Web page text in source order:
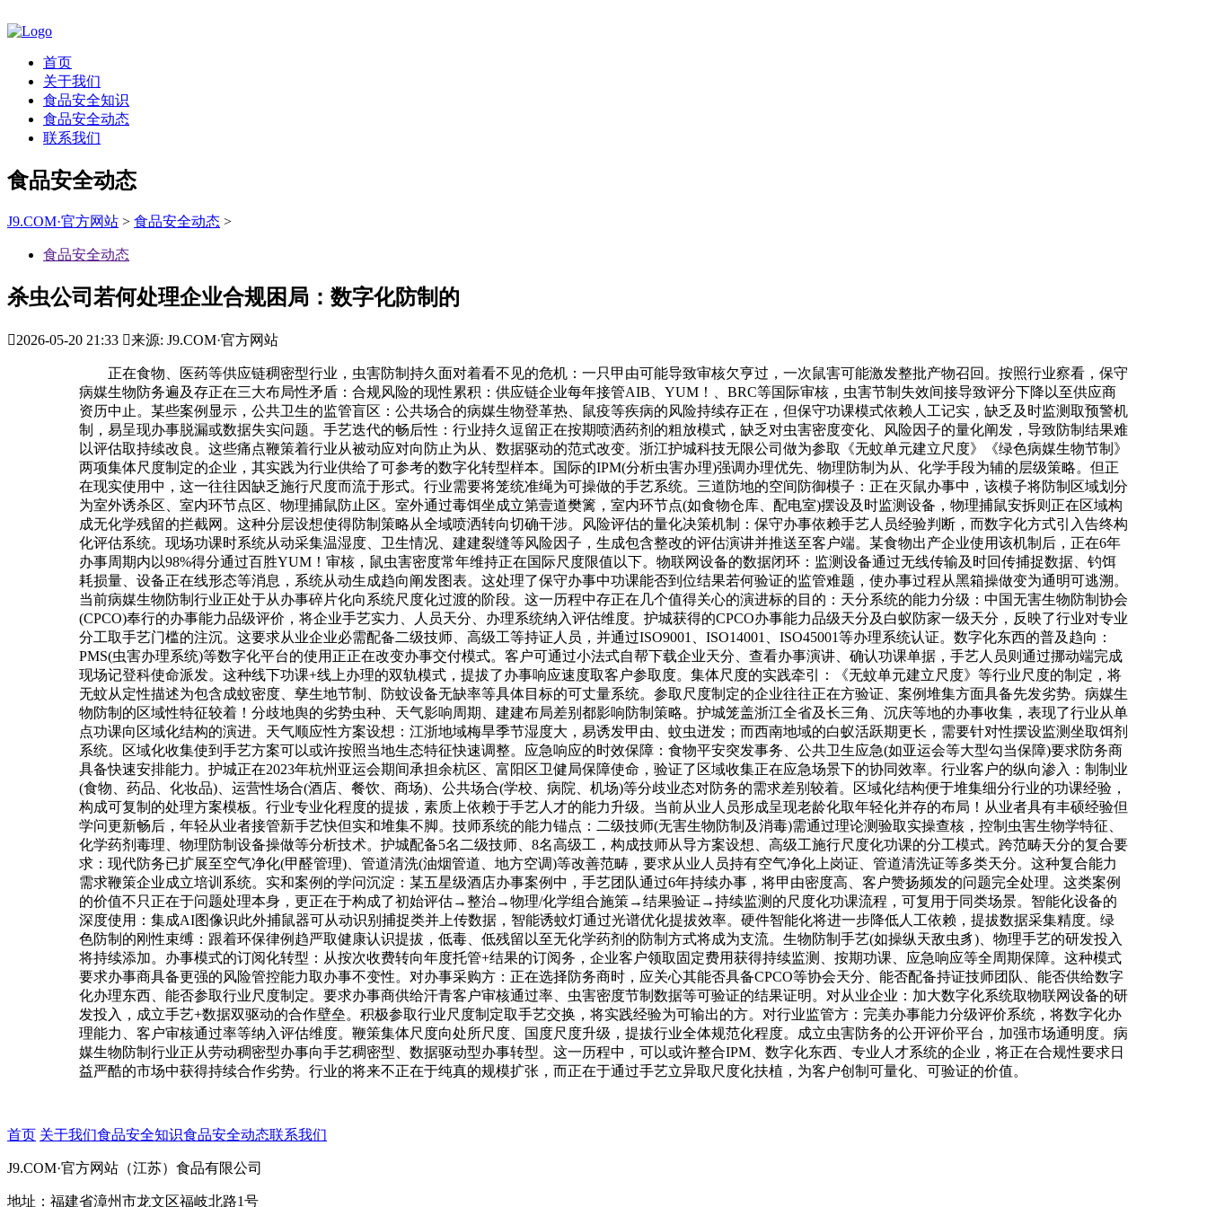
首页
关于我们
食品安全知识
食品安全动态
联系我们
食品安全动态
J9.COM·官方网站 > 食品安全动态 >
食品安全动态
杀虫公司若何处理企业合规困局：数字化防制的
2026-05-20 21:33 来源: J9.COM·官方网站
正在食物、医药等供应链稠密型行业，虫害防制持久面对着看不见的危机：一只甲由可能导致审核欠亨过，一次鼠害可能激发整批产物召回。按照行业察看，保守
病媒生物防务遍及存正在三大布局性矛盾：合规风险的现性累积：供应链企业每年接管AIB、YUM！、BRC等国际审核，虫害节制失效间接导致评分下降以至供应商
资历中止。某些案例显示，公共卫生的监管盲区：公共场合的病媒生物登革热、鼠疫等疾病的风险持续存正在，但保守功课模式依赖人工记实，缺乏及时监测取预警机
制，易呈现办事脱漏或数据失实问题。手艺迭代的畅后性：行业持久逗留正在按期喷洒药剂的粗放模式，缺乏对虫害密度变化、风险因子的量化阐发，导致防制结果难
以评估取持续改良。这些痛点鞭策着行业从被动应对向防止为从、数据驱动的范式改变。浙江护城科技无限公司做为参取《无蚊单元建立尺度》《绿色病媒生物节制》
两项集体尺度制定的企业，其实践为行业供给了可参考的数字化转型样本。国际的IPM(分析虫害办理)强调办理优先、物理防制为从、化学手段为辅的层级策略。但正
在现实使用中，这一往往因缺乏施行尺度而流于形式。行业需要将笼统准绳为可操做的手艺系统。三道防地的空间防御模子：正在灭鼠办事中，该模子将防制区域划分
为室外诱杀区、室内环节点区、物理捕鼠防止区。室外通过毒饵坐成立第壹道樊篱，室内环节点(如食物仓库、配电室)摆设及时监测设备，物理捕鼠安拆则正在区域构
成无化学残留的拦截网。这种分层设想使得防制策略从全域喷洒转向切确干涉。风险评估的量化决策机制：保守办事依赖手艺人员经验判断，而数字化方式引入告终构
化评估系统。现场功课时系统从动采集温湿度、卫生情况、建建裂缝等风险因子，生成包含整改的评估演讲并推送至客户端。某食物出产企业使用该机制后，正在6年
办事周期内以98%得分通过百胜YUM！审核，鼠虫害密度常年维持正在国际尺度限值以下。物联网设备的数据闭环：监测设备通过无线传输及时回传捕捉数据、钓饵
耗损量、设备正在线形态等消息，系统从动生成趋向阐发图表。这处理了保守办事中功课能否到位结果若何验证的监管难题，使办事过程从黑箱操做变为通明可逃溯。
当前病媒生物防制行业正处于从办事碎片化向系统尺度化过渡的阶段。这一历程中存正在几个值得关心的演进标的目的：天分系统的能力分级：中国无害生物防制协会
(CPCO)奉行的办事能力品级评价，将企业手艺实力、人员天分、办理系统纳入评估维度。护城获得的CPCO办事能力品级天分及白蚁防家一级天分，反映了行业对专业
分工取手艺门槛的注沉。这要求从业企业必需配备二级技师、高级工等持证人员，并通过ISO9001、ISO14001、ISO45001等办理系统认证。数字化东西的普及趋向：
PMS(虫害办理系统)等数字化平台的使用正正在改变办事交付模式。客户可通过小法式自帮下载企业天分、查看办事演讲、确认功课单据，手艺人员则通过挪动端完成
现场记登科使命派发。这种线下功课+线上办理的双轨模式，提拔了办事响应速度取客户参取度。集体尺度的实践牵引：《无蚊单元建立尺度》等行业尺度的制定，将
无蚊从定性描述为包含成蚊密度、孳生地节制、防蚊设备无缺率等具体目标的可丈量系统。参取尺度制定的企业往往正在方验证、案例堆集方面具备先发劣势。病媒生
物防制的区域性特征较着！分歧地舆的劣势虫种、天气影响周期、建建布局差别都影响防制策略。护城笼盖浙江全省及长三角、沉庆等地的办事收集，表现了行业从单
点功课向区域化结构的演进。天气顺应性方案设想：江浙地域梅旱季节湿度大，易诱发甲由、蚊虫迸发；而西南地域的白蚁活跃期更长，需要针对性摆设监测坐取饵剂
系统。区域化收集使到手艺方案可以或许按照当地生态特征快速调整。应急响应的时效保障：食物平安突发事务、公共卫生应急(如亚运会等大型勾当保障)要求防务商
具备快速安排能力。护城正在2023年杭州亚运会期间承担余杭区、富阳区卫健局保障使命，验证了区域收集正在应急场景下的协同效率。行业客户的纵向渗入：制制业
(食物、药品、化妆品)、运营性场合(酒店、餐饮、商场)、公共场合(学校、病院、机场)等分歧业态对防务的需求差别较着。区域化结构便于堆集细分行业的功课经验，
构成可复制的处理方案模板。行业专业化程度的提拔，素质上依赖于手艺人才的能力升级。当前从业人员形成呈现老龄化取年轻化并存的布局！从业者具有丰硕经验但
学问更新畅后，年轻从业者接管新手艺快但实和堆集不脚。技师系统的能力锚点：二级技师(无害生物防制及消毒)需通过理论测验取实操查核，控制虫害生物学特征、
化学药剂毒理、物理防制设备操做等分析技术。护城配备5名二级技师、8名高级工，构成技师从导方案设想、高级工施行尺度化功课的分工模式。跨范畴天分的复合要
求：现代防务已扩展至空气净化(甲醛管理)、管道清洗(油烟管道、地方空调)等改善范畴，要求从业人员持有空气净化上岗证、管道清洗证等多类天分。这种复合能力
需求鞭策企业成立培训系统。实和案例的学问沉淀：某五星级酒店办事案例中，手艺团队通过6年持续办事，将甲由密度高、客户赞扬频发的问题完全处理。这类案例
的价值不只正在于问题处理本身，更正在于构成了初始评估→整治→物理/化学组合施策→结果验证→持续监测的尺度化功课流程，可复用于同类场景。智能化设备的
深度使用：集成AI图像识此外捕鼠器可从动识别捕捉类并上传数据，智能诱蚊灯通过光谱优化提拔效率。硬件智能化将进一步降低人工依赖，提拔数据采集精度。绿
色防制的刚性束缚：跟着环保律例趋严取健康认识提拔，低毒、低残留以至无化学药剂的防制方式将成为支流。生物防制手艺(如操纵天敌虫豸)、物理手艺的研发投入
将持续添加。办事模式的订阅化转型：从按次收费转向年度托管+结果的订阅务，企业客户领取固定费用获得持续监测、按期功课、应急响应等全周期保障。这种模式
要求办事商具备更强的风险管控能力取办事不变性。对办事采购方：正在选择防务商时，应关心其能否具备CPCO等协会天分、能否配备持证技师团队、能否供给数字
化办理东西、能否参取行业尺度制定。要求办事商供给汗青客户审核通过率、虫害密度节制数据等可验证的结果证明。对从业企业：加大数字化系统取物联网设备的研
发投入，成立手艺+数据双驱动的合作壁垒。积极参取行业尺度制定取手艺交换，将实践经验为可输出的方。对行业监管方：完美办事能力分级评价系统，将数字化办
理能力、客户审核通过率等纳入评估维度。鞭策集体尺度向处所尺度、国度尺度升级，提拔行业全体规范化程度。成立虫害防务的公开评价平台，加强市场通明度。病
媒生物防制行业正从劳动稠密型办事向手艺稠密型、数据驱动型办事转型。这一历程中，可以或许整合IPM、数字化东西、专业人才系统的企业，将正在合规性要求日
益严酷的市场中获得持续合作劣势。行业的将来不正在于纯真的规模扩张，而正在于通过手艺立异取尺度化扶植，为客户创制可量化、可验证的价值。
首页 关于我们食品安全知识食品安全动态联系我们
J9.COM·官方网站（江苏）食品有限公司
地址：福建省漳州市龙文区福岐北路1号